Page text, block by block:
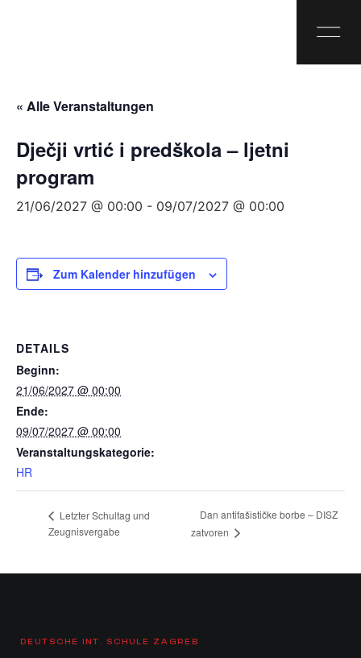
« Alle Veranstaltungen
Dječji vrtić i predškola – ljetni
program
21/06/2027 @ 00:00 - 09/07/2027 @ 00:00
Zum Kalender hinzufügen
DETAILS
Beginn:
21/06/2027 @ 00:00
Ende:
09/07/2027 @ 00:00
Veranstaltungskategorie:
HR
Letzter Schultag und
Zeugnisvergabe
Dan antifašističke borbe – DISZ
zatvoren
DEUTSCHE INT. SCHULE ZAGREB